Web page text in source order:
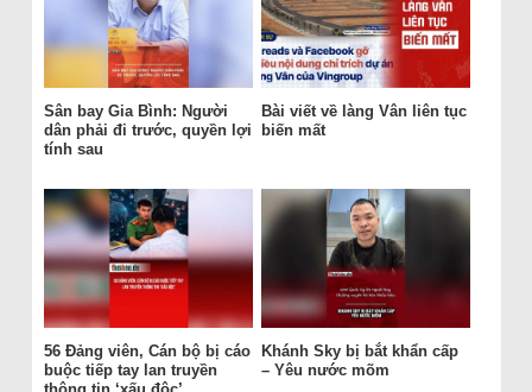
Sân bay Gia Bình: Người
dân phải đi trước, quyền lợi
tính sau
Bài viết về làng Vân liên tục
biến mất
56 Đảng viên, Cán bộ bị cáo
buộc tiếp tay lan truyền
Khánh Sky bị bắt khẩn cấp
– Yêu nước mõm